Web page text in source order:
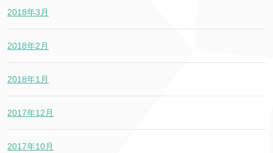
2018年3月
2018年2月
2018年1月
2017年12月
2017年10月